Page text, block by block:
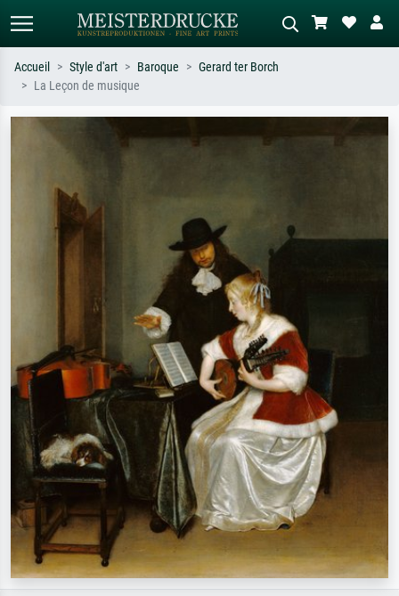
Recherchez par artiste, titre ou style –
ex. Monet, Nuit étoilée,
abstrait avec beaucoup de rouge,
Accueil Style d'art Baroque
Gerard ter Borch
La Leçon de musique